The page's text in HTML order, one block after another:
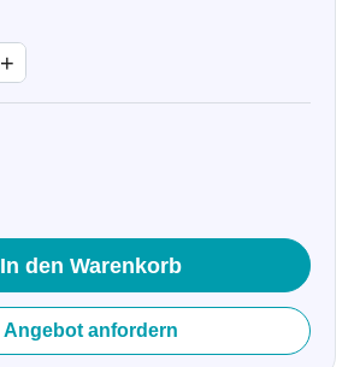
+
In den Warenkorb
Angebot anfordern